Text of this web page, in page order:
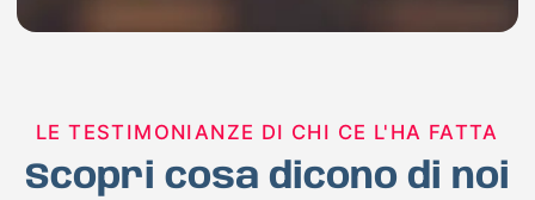
LE TESTIMONIANZE DI CHI CE L'HA FATTA
Scopri cosa dicono di noi